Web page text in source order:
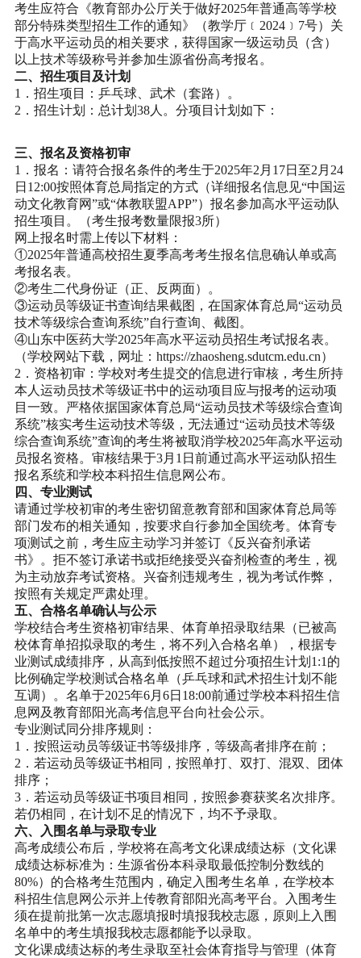
考生应符合《教育部办公厅关于做好2025年普通高等学校
部分特殊类型招生工作的通知》（教学厅﹝2024﹞7号）关
于高水平运动员的相关要求，获得国家一级运动员（含）
以上技术等级称号并参加生源省份高考报名。
二、招生项目及计划
1．招生项目：乒乓球、武术（套路）。
2．招生计划：总计划38人。分项目计划如下：
三、报名及资格初审
1．报名：请符合报名条件的考生于2025年2月17日至2月24
日12:00按照体育总局指定的方式（详细报名信息见“中国运
动文化教育网”或“体教联盟APP”）报名参加高水平运动队
招生项目。（考生报考数量限报3所）
网上报名时需上传以下材料：
①2025年普通高校招生夏季高考考生报名信息确认单或高
考报名表。
②考生二代身份证（正、反两面）。
③运动员等级证书查询结果截图，在国家体育总局“运动员
技术等级综合查询系统”自行查询、截图。
④山东中医药大学2025年高水平运动员招生考试报名表。
（学校网站下载，网址：https://zhaosheng.sdutcm.edu.cn）
2．资格初审：学校对考生提交的信息进行审核，考生所持
本人运动员技术等级证书中的运动项目应与报考的运动项
目一致。严格依据国家体育总局“运动员技术等级综合查询
系统”核实考生运动技术等级，无法通过“运动员技术等级
综合查询系统”查询的考生将被取消学校2025年高水平运动
员报名资格。审核结果于3月1日前通过高水平运动队招生
报名系统和学校本科招生信息网公布。
四、专业测试
请通过学校初审的考生密切留意教育部和国家体育总局等
部门发布的相关通知，按要求自行参加全国统考。体育专
项测试之前，考生应主动学习并签订《反兴奋剂承诺
书》。拒不签订承诺书或拒绝接受兴奋剂检查的考生，视
为主动放弃考试资格。兴奋剂违规考生，视为考试作弊，
按照有关规定严肃处理。
五、合格名单确认与公示
学校结合考生资格初审结果、体育单招录取结果（已被高
校体育单招拟录取的考生，将不列入合格名单），根据专
业测试成绩排序，从高到低按照不超过分项招生计划1:1的
比例确定学校测试合格名单（乒乓球和武术招生计划不能
互调）。名单于2025年6月6日18:00前通过学校本科招生信
息网及教育部阳光高考信息平台向社会公示。
专业测试同分排序规则：
1．按照运动员等级证书等级排序，等级高者排序在前；
2．若运动员等级证书相同，按照单打、双打、混双、团体
排序；
3．若运动员等级证书项目相同，按照参赛获奖名次排序。
若仍相同，在计划不足的情况下，均不予录取。
六、入围名单与录取专业
高考成绩公布后，学校将在高考文化课成绩达标（文化课
成绩达标标准为：生源省份本科录取最低控制分数线的
80%）的合格考生范围内，确定入围考生名单，在学校本
科招生信息网公示并上传教育部阳光高考平台。入围考生
须在提前批第一次志愿填报时填报我校志愿，原则上入围
名单中的考生填报我校志愿都能予以录取。
文化课成绩达标的考生录取至社会体育指导与管理（体育